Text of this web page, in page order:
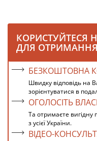
КОРИСТУЙТЕСЯ
ДЛЯ
БЕЗКОШТОВНА
Швидку відповідь
зорієнтуватися в
ОГОЛОСІТЬ
Та отримаєте вигідну
з усієї України.
ВІДЕО-